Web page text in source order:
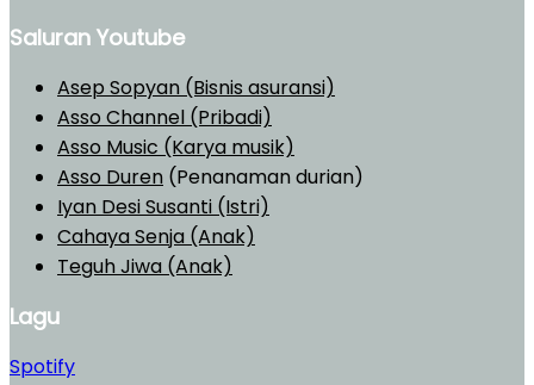
Saluran Youtube
Asep Sopyan (Bisnis asuransi)
Asso Channel (Pribadi)
Asso Music (Karya musik)
Asso Duren (Penanaman durian)
Iyan Desi Susanti (Istri)
Cahaya Senja (Anak)
Teguh Jiwa (Anak)
Lagu
Spotify